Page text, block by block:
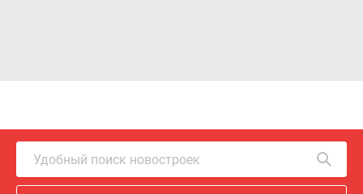
Удобный поиск новостроек